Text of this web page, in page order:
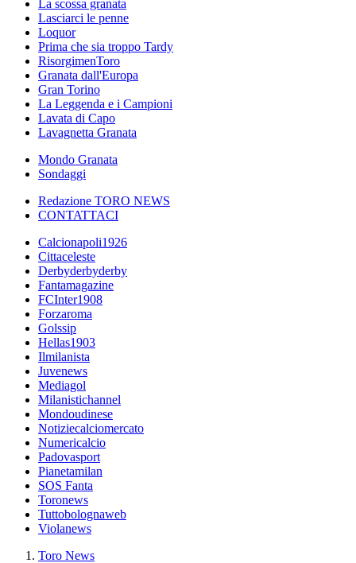
La scossa granata
Lasciarci le penne
Loquor
Prima che sia troppo Tardy
RisorgimenToro
Granata dall'Europa
Gran Torino
La Leggenda e i Campioni
Lavata di Capo
Lavagnetta Granata
Mondo Granata
Sondaggi
Redazione TORO NEWS
CONTATTACI
Calcionapoli1926
Cittaceleste
Derbyderbyderby
Fantamagazine
FCInter1908
Forzaroma
Golssip
Hellas1903
Ilmilanista
Juvenews
Mediagol
Milanistichannel
Mondoudinese
Notiziecalciomercato
Numericalcio
Padovasport
Pianetamilan
SOS Fanta
Toronews
Tuttobolognaweb
Violanews
Toro News